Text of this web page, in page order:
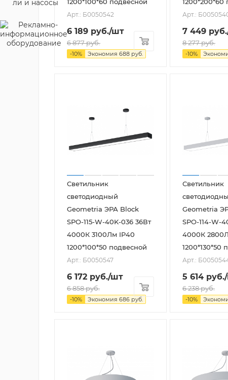
Арт.: Б0050542
6 189 руб./шт
6 877руб.
-10% Экономия 688 руб.
Арт.:
7 449 руб.
8 277руб.
-10%
Светильник
светодиодный
Geometria ЭРА Block
SPO-115-W-40K-036 36Вт
4000К 3100Лм IP40
1200*100*50 подвесной
Арт.: Б0050547
6 172 руб./шт
6 858руб.
-10% Экономия 686 руб.
Светильник
Geometria
SPO-114-W-
4000К
1200*130*50
Арт.:
5 614 руб.
6 238руб.
-10%